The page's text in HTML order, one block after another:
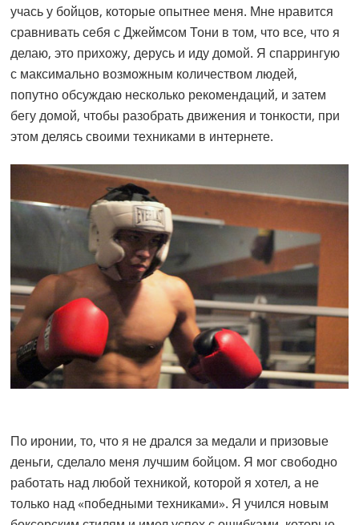
учась у бойцов, которые опытнее меня. Мне нравится
сравнивать себя с Джеймсом Тони в том, что все, что я
делаю, это прихожу, дерусь и иду домой. Я спаррингую
с максимально возможным количеством людей,
попутно обсуждаю несколько рекомендаций, и затем
бегу домой, чтобы разобрать движения и тонкости, при
этом делясь своими техниками в интернете.
По иронии, то, что я не дрался за медали и призовые
деньги, сделало меня лучшим бойцом. Я мог свободно
работать над любой техникой, которой я хотел, а не
только над «победными техниками». Я учился новым